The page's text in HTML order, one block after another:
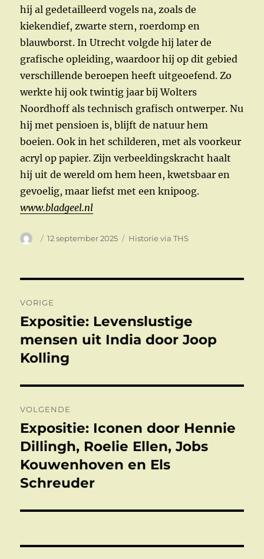
hij al gedetailleerd vogels na, zoals de
kiekendief, zwarte stern, roerdomp en
blauwborst. In Utrecht volgde hij later de
grafische opleiding, waardoor hij op dit gebied
verschillende beroepen heeft uitgeoefend. Zo
werkte hij ook twintig jaar bij Wolters
Noordhoff als technisch grafisch ontwerper. Nu
hij met pensioen is, blijft de natuur hem
boeien. Ook in het schilderen, met als voorkeur
acryl op papier. Zijn verbeeldingskracht haalt
hij uit de wereld om hem heen, kwetsbaar en
gevoelig, maar liefst met een knipoog.
www.bladgeel.nl
Auteur
Geplaatst
12 september 2025 Categorieën
Historie via THS
navigatie
VORIGE
Vorig
bericht:
Expositie: Levenslustige
mensen uit India door Joop
Kolling
VOLGENDE
Volgend
bericht:
Expositie: Iconen door Hennie
Dillingh, Roelie Ellen, Jobs
Kouwenhoven en Els
Schreuder